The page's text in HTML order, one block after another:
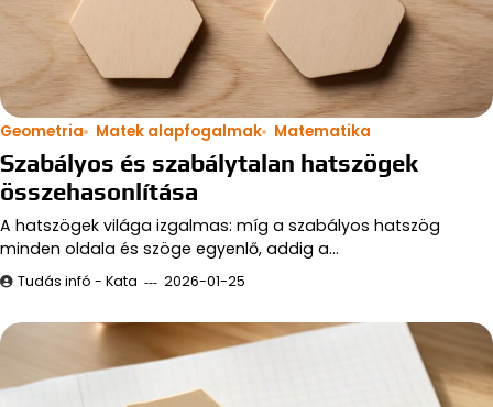
Geometria Matek alapfogalmak Matematika
Szabályos és szabálytalan hatszögek
összehasonlítása
A hatszögek világa izgalmas: míg a szabályos hatszög
minden oldala és szöge egyenlő, addig a…
Tudás infó - Kata 2026-01-25